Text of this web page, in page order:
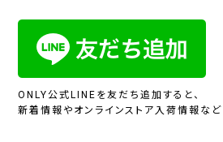
ONLY公式LINEを友だち追加すると、
新着情報やオンラインストア入荷情報など